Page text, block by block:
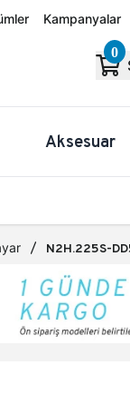
Kampanyalar
0
Aksesuar
N2H.225S-